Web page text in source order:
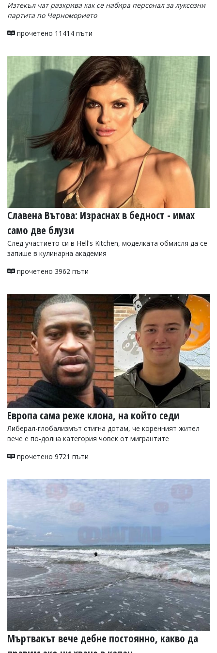
Изтекъл чат разкрива как се набира персонал за луксозни
партита по Черноморието
прочетено 11414 пъти
Славена Вътова: Израснах в бедност - имах
само две блузи
След участието си в Hell's Kitchen, моделката обмисля да се
запише в кулинарна академия
прочетено 3962 пъти
Европа сама реже клона, на който седи
Либерал-глобализмът стигна дотам, че коренният жител
вече е по-долна категория човек от мигрантите
прочетено 9721 пъти
Мъртвакът вече дебне постоянно, какво да